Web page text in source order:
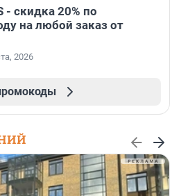
- скидка 20% по
на любой заказ от
2026